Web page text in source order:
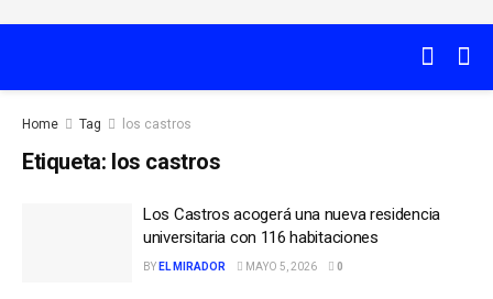
Home Tag los castros
Etiqueta: los castros
Los Castros acogerá una nueva residencia
universitaria con 116 habitaciones
BY EL MIRADOR MAYO 5, 2026 0